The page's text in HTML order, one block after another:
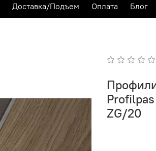
Доставка/Подъем Оплата Блог
ZG/20